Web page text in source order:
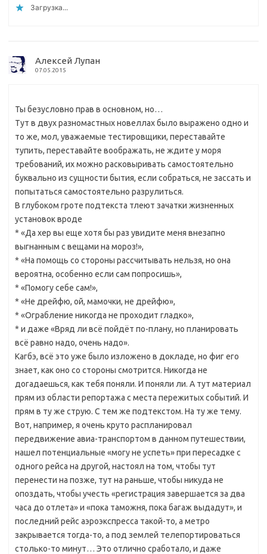
Загрузка...
Алексей Лупан
07.05.2015
Ты безусловно прав в основном, но…
Тут в двух разномастных новеллах было выражено одно и
то же, мол, уважаемые тестировщики, переставайте
тупить, переставайте воображать, не ждите у моря
требований, их можно расковыривать самостоятельно
буквально из сущности бытия, если собраться, не зассать и
попытаться самостоятельно разрулиться.
В глубоком гроте подтекста тлеют зачатки жизненных
установок вроде
* «Да хер вы еще хотя бы раз увидите меня внезапно
выгнанным с вещами на мороз!»,
* «На помощь со стороны рассчитывать нельзя, но она
вероятна, особенно если сам попросишь»,
* «Помогу себе сам!»,
* «Не дрейфю, ой, мамочки, не дрейфю»,
* «Ограбление никогда не проходит гладко»,
* и даже «Вряд ли всё пойдёт по-плану, но планировать
всё равно надо, очень надо».
Кагбэ, всё это уже было изложено в докладе, но фиг его
знает, как оно со стороны смотрится. Никогда не
догадаешься, как тебя поняли. И поняли ли. А тут материал
прям из области репортажа с места пережитых событий. И
прям в ту же струю. С тем же подтекстом. На ту же тему.
Вот, например, я очень круто распланировал
передвижение авиа-транспортом в данном путешествии,
нашел потенциальные «могу не успеть» при пересадке с
одного рейса на другой, настоял на том, чтобы тут
перенести на позже, тут на раньше, чтобы никуда не
опоздать, чтобы учесть «регистрация завершается за два
часа до отлета» и «пока таможня, пока багаж выдадут», и
последний рейс аэроэкспресса такой-то, а метро
закрывается тогда-то, а под землей телепортироваться
столько-то минут… Это отлично сработало, и даже